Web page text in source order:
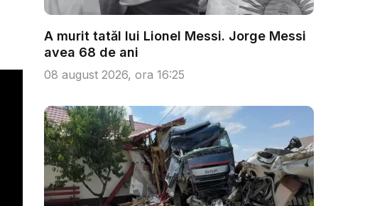
A murit tatăl lui Lionel Messi. Jorge Messi
avea 68 de ani
08 august 2026, ora 16:25